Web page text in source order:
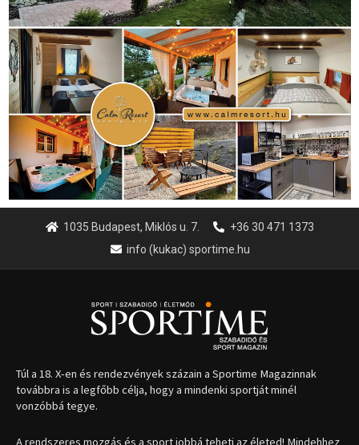
1035 Budapest, Miklós u. 7.
+36 30 471 1373
info (kukac) sportime.hu
Túl a 18. X-en és rendezvények százain a Sportime Magazinnak
továbbra is a legfőbb célja, hogy a mindenki sportját minél
vonzóbbá tegye.
A rendszeres mozgás és a sport jobbá teheti az életed! Mindehhez